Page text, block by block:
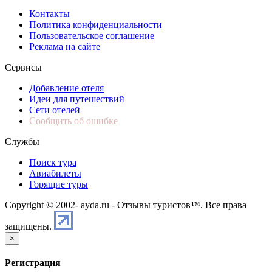
Контакты
Политика конфиденциальности
Пользовательское соглашение
Реклама на сайте
Сервисы
Добавление отеля
Идеи для путешествий
Сети отелей
Сообщить об ошибке
Службы
Поиск тура
Авиабилеты
Горящие туры
Copyright © 2002- ayda.ru - Отзывы туристов™. Все права
защищены.
×
Регистрация